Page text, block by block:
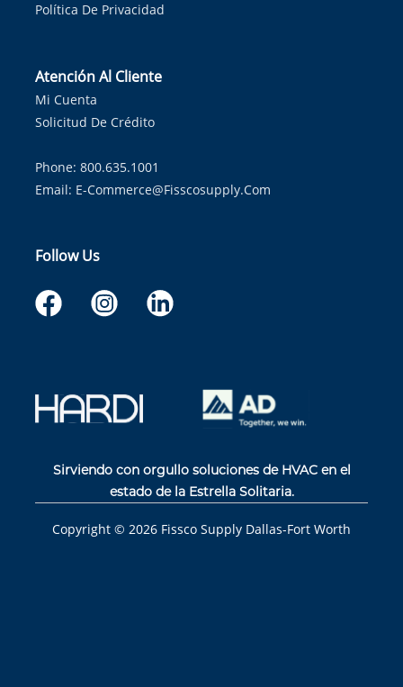
Política De Privacidad
Atención Al Cliente
Mi Cuenta
Solicitud De Crédito
Phone: 800.635.1001
Email: E-Commerce@fisscosupply.com
Follow Us
Sirviendo con orgullo soluciones de HVAC en el
estado de la Estrella Solitaria.
Copyright © 2026 Fissco Supply Dallas-Fort Worth